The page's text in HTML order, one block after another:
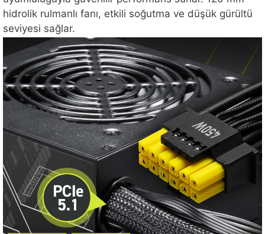
hidrolik rulmanlı fanı, etkili soğutma ve düşük gürültü
seviyesi sağlar.